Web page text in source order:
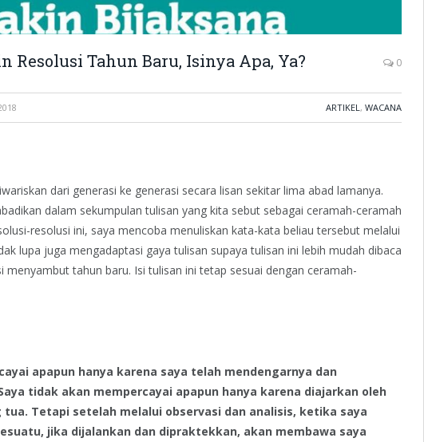
Resolusi Tahun Baru, Isinya Apa, Ya? 0
ARTIKEL, WACANA
dari generasi ke generasi secara lisan sekitar lima abad lamanya.
dalam sekumpulan tulisan yang kita sebut sebagai ceramah-ceramah
resolusi ini, saya mencoba menuliskan kata-kata beliau tersebut melalui
lupa juga mengadaptasi gaya tulisan supaya tulisan ini lebih mudah dibaca
menyambut tahun baru. Isi tulisan ini tetap sesuai dengan ceramah-
apapun hanya karena saya telah mendengarnya dan
tidak akan mempercayai apapun hanya karena diajarkan oleh
Tetapi setelah melalui observasi dan analisis, ketika saya
jika dijalankan dan dipraktekkan, akan membawa saya